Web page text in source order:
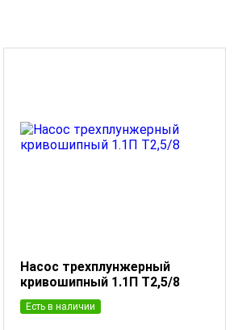
Насос трехплунжерный
кривошипный 1.1П Т2,5/8
Есть в наличии